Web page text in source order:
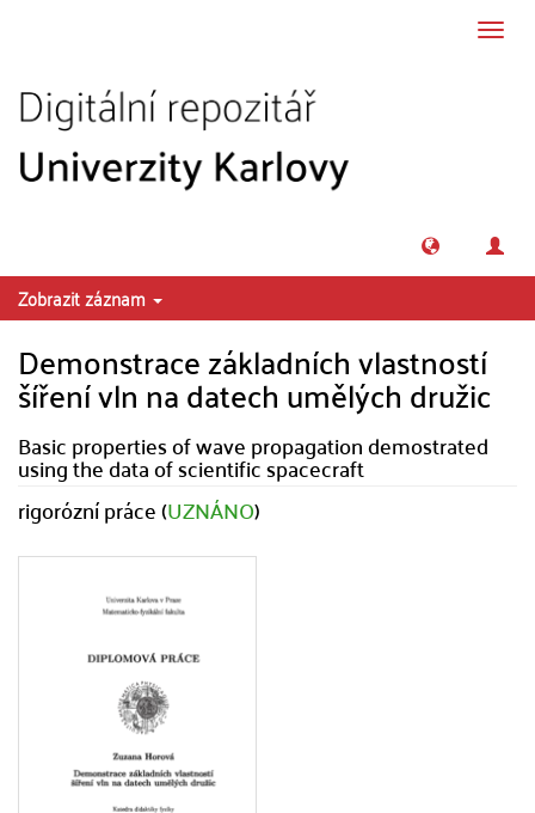
Zobrazit záznam
Demonstrace základních vlastností
šíření vln na datech umělých družic
Basic properties of wave propagation demostrated
using the data of scientific spacecraft
rigorózní práce (UZNÁNO)